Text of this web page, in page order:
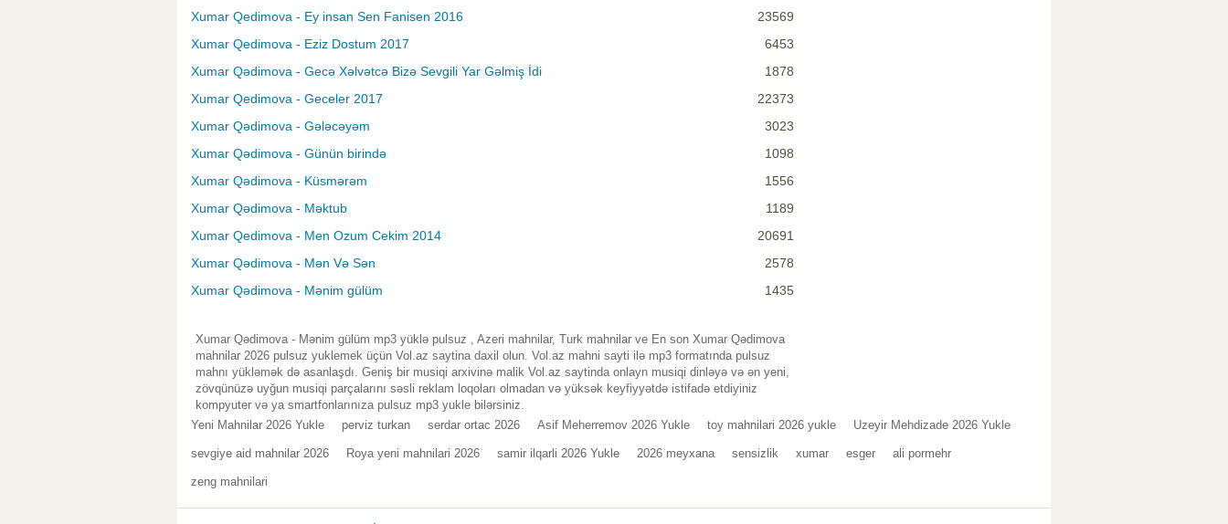
Xumar Qedimova - Ey insan Sen Fanisen 2016
23569
Xumar Qedimova - Eziz Dostum 2017
6453
Xumar Qədimova - Gecə Xəlvətcə Bizə Sevgili Yar Gəlmiş İdi
1878
Xumar Qedimova - Geceler 2017
22373
Xumar Qədimova - Gələcəyəm
3023
Xumar Qədimova - Günün birində
1098
Xumar Qədimova - Küsmərəm
1556
Xumar Qədimova - Məktub
1189
Xumar Qedimova - Men Ozum Cekim 2014
20691
Xumar Qədimova - Mən Və Sən
2578
Xumar Qədimova - Mənim gülüm
1435
Xumar Qədimova - Mənim gülüm mp3 yüklə pulsuz , Azeri mahnilar, Turk mahnilar ve En son Xumar Qədimova
mahnilar 2026 pulsuz yuklemek üçün Vol.az saytina daxil olun. Vol.az mahni sayti ilə mp3 formatında pulsuz
mahnı yükləmək də asanlaşdı. Geniş bir musiqi arxivinə malik Vol.az saytinda onlayn musiqi dinləyə və ən yeni,
zövqünüzə uyğun musiqi parçalarını səsli reklam loqoları olmadan və yüksək keyfiyyətdə istifadə etdiyiniz
kompyuter və ya smartfonlarınıza pulsuz mp3 yukle bilərsiniz.
Yeni Mahnilar 2026 Yukle perviz turkan serdar ortac 2026 Asif Meherremov 2026 Yukle toy mahnilari 2026 yukle Uzeyir Mehdizade 2026 Yukle
sevgiye aid mahnilar 2026 Roya yeni mahnilari 2026 samir ilqarli 2026 Yukle 2026 meyxana sensizlik xumar esger ali pormehr
zeng mahnilari